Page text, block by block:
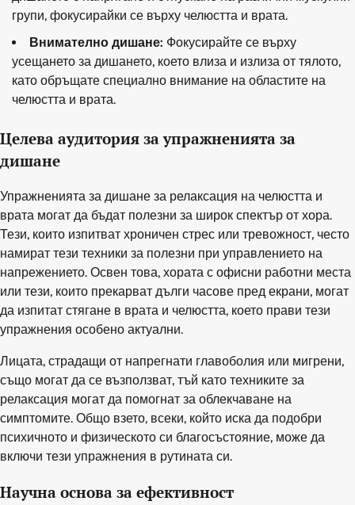
групи, фокусирайки се върху челюстта и врата.
Внимателно дишане: Фокусирайте се върху
усещането за дишането, което влиза и излиза от тялото,
като обръщате специално внимание на областите на
челюстта и врата.
Целева аудитория за упражненията за
дишане
Упражненията за дишане за релаксация на челюстта и
врата могат да бъдат полезни за широк спектър от хора.
Тези, които изпитват хроничен стрес или тревожност, често
намират тези техники за полезни при управлението на
напрежението. Освен това, хората с офисни работни места
или тези, които прекарват дълги часове пред екрани, могат
да изпитат стягане в врата и челюстта, което прави тези
упражнения особено актуални.
Лицата, страдащи от напрегнати главоболия или мигрени,
също могат да се възползват, тъй като техниките за
релаксация могат да помогнат за облекчаване на
симптомите. Общо взето, всеки, който иска да подобри
психичното и физическото си благосъстояние, може да
включи тези упражнения в рутината си.
Научна основа за ефективност